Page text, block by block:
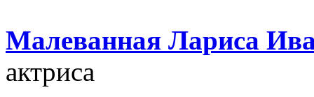
Малеванная Лариса
актриса